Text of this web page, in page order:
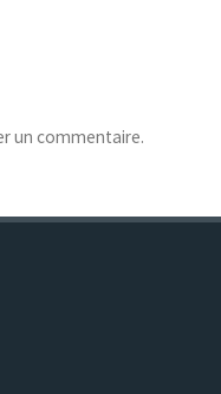
un commentaire.